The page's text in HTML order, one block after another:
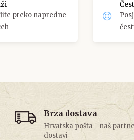
preko napredne
Brza dostava
Hrvatska pošta - naš
dostavi